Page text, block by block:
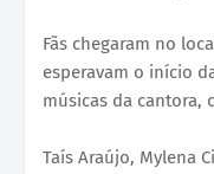
Fãs chegaram no
esperavam o início
músicas da cantora,
Taís Araújo, Mylena